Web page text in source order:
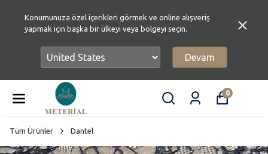
Konumunuza özel içerikleri görmek ve online alışveriş
yapmak için başka bir ülkeyi veya bölgeyi seçin.
Devam
0
Tüm Ürünler Dantel